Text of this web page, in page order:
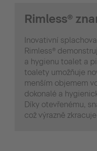
Rimless®
Inovativní
Rimless®
a hygienu toalet a
toalety umožňuje
menším objemem
dokonalé a
Díky otevřenému,
což výrazně